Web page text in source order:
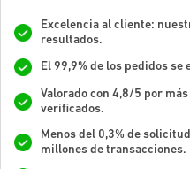
Excelencia al cliente:
resultados.
El 99,9% de los pedidos se
Valorado con 4,8/5 por
verificados.
Menos del 0,3% de
millones de transacciones.